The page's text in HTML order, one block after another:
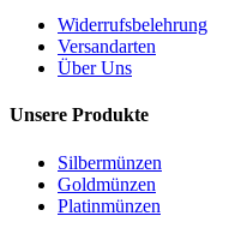
Widerrufsbelehrung
Versandarten
Über Uns
Unsere Produkte
Silbermünzen
Goldmünzen
Platinmünzen